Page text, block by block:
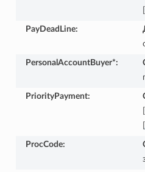
PayDeadLine:
PersonalAccountBuyer*:
PriorityPayment:
ProcCode: